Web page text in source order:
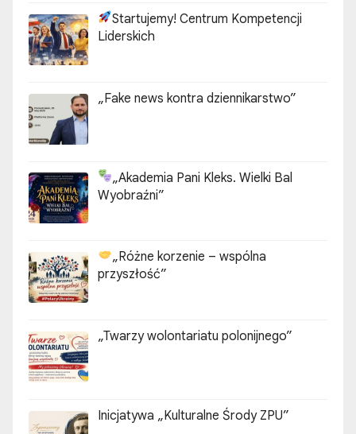
Startujemy! Centrum Kompetencji
Liderskich
„Fake news kontra dziennikarstwo”
„Akademia Pani Kleks. Wielki Bal
Wyobraźni”
„Różne korzenie – wspólna
przyszłość”
„Twarzy wolontariatu polonijnego”
Inicjatywa „Kulturalne Środy ZPU”